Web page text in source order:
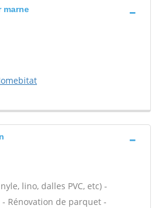
marne
lino, dalles PVC, etc) -
Rénovation de parquet -